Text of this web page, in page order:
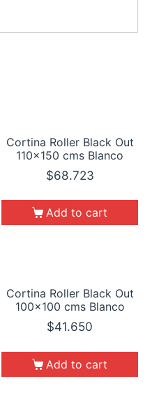
Cortina Roller Black Out
110×150 cms Blanco
$68.723
Add to cart
Cortina Roller Black Out
100×100 cms Blanco
$41.650
Add to cart